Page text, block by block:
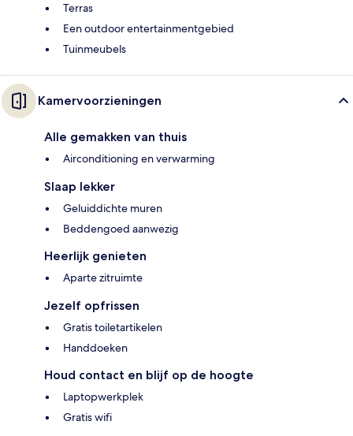
Terras
Een outdoor entertainmentgebied
Tuinmeubels
Kamervoorzieningen
Alle gemakken van thuis
Airconditioning en verwarming
Slaap lekker
Geluiddichte muren
Beddengoed aanwezig
Heerlijk genieten
Aparte zitruimte
Jezelf opfrissen
Gratis toiletartikelen
Handdoeken
Houd contact en blijf op de hoogte
Laptopwerkplek
Gratis wifi